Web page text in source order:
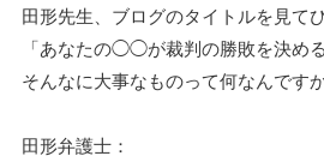
田形先生、ブログのタイトルを見て
「あなたの◯◯が裁判の勝敗を決め
そんなに大事なものって何なんです
田形弁護士：